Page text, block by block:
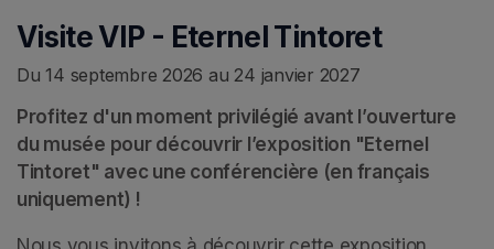
Visite VIP - Eternel Tintoret
Du 14 septembre 2026 au 24 janvier 2027
Profitez d'un moment privilégié avant l’ouverture
du musée pour découvrir l’exposition "Eternel
Tintoret" avec une conférencière (en français
uniquement) !